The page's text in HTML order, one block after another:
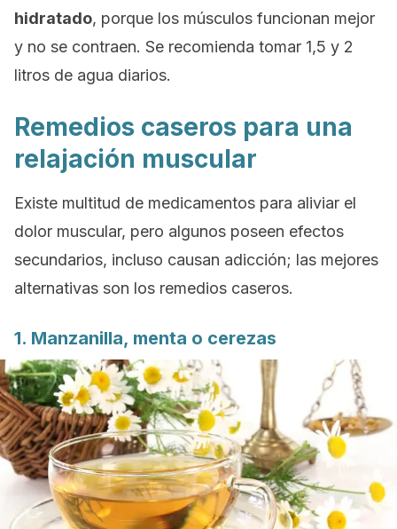
hidratado, porque los músculos funcionan mejor
y no se contraen. Se recomienda tomar 1,5 y 2
litros de agua diarios.
Remedios caseros para una
relajación muscular
Existe multitud de medicamentos para aliviar el
dolor muscular, pero algunos poseen efectos
secundarios, incluso causan adicción; las mejores
alternativas son los remedios caseros.
1. Manzanilla, menta o cerezas